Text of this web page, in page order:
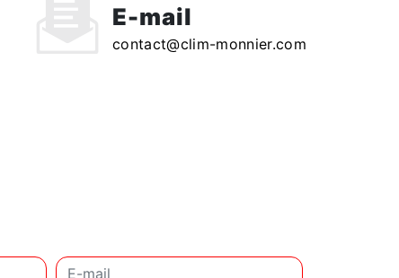
E-mail
contact@clim-monnier.com